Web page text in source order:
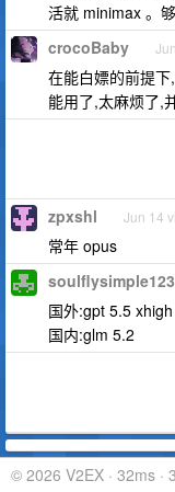
活就 minimax 。够
crocoBaby
在能白嫖的前提
能用了,太麻烦了,
zpxshl Jun 14
常年 opus
soulflysimple123
国外:gpt 5.5 xhigh
国内:glm 5.2
© 2026 V2EX · 32ms ·